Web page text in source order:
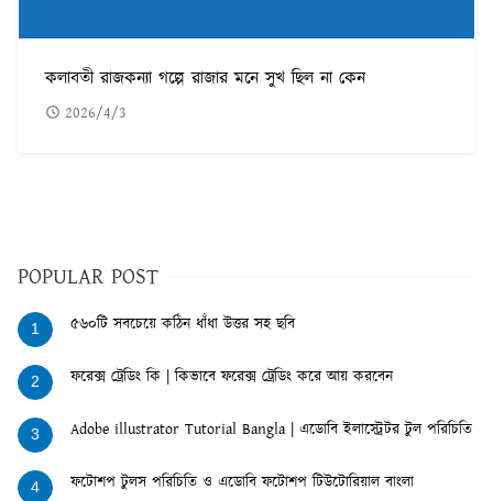
কলাবতী রাজকন্যা গল্পে রাজার মনে সুখ ছিল না কেন
2026/4/3
POPULAR POST
1 ৫৬০টি সবচেয়ে কঠিন ধাঁধা উত্তর সহ ছবি
2 ফরেক্স ট্রেডিং কি | কিভাবে ফরেক্স ট্রেডিং করে আয় করবেন
3 Adobe illustrator Tutorial Bangla | এডোবি ইলাস্ট্রেটর টুল পরিচিতি
4 ফটোশপ টুলস পরিচিতি ও এডোবি ফটোশপ টিউটোরিয়াল বাংলা